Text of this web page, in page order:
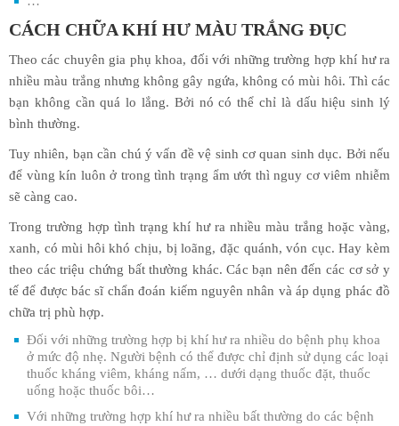
CÁCH CHỮA KHÍ HƯ MÀU TRẮNG ĐỤC
Theo các chuyên gia phụ khoa, đối với những trường hợp khí hư ra
nhiều màu trắng nhưng không gây ngứa, không có mùi hôi. Thì các
bạn không cần quá lo lắng. Bởi nó có thể chỉ là dấu hiệu sinh lý
bình thường.
Tuy nhiên, bạn cần chú ý vấn đề vệ sinh cơ quan sinh dục. Bởi nếu
để vùng kín luôn ở trong tình trạng ẩm ướt thì nguy cơ viêm nhiễm
sẽ càng cao.
Trong trường hợp tình trạng khí hư ra nhiều màu trắng hoặc vàng,
xanh, có mùi hôi khó chịu, bị loãng, đặc quánh, vón cục. Hay kèm
theo các triệu chứng bất thường khác. Các bạn nên đến các cơ sở y
tế để được bác sĩ chẩn đoán kiếm nguyên nhân và áp dụng phác đồ
chữa trị phù hợp.
Đối với những trường hợp bị khí hư ra nhiều do bệnh phụ khoa
ở mức độ nhẹ. Người bệnh có thể được chỉ định sử dụng các loại
thuốc kháng viêm, kháng nấm, … dưới dạng thuốc đặt, thuốc
uống hoặc thuốc bôi…
Với những trường hợp khí hư ra nhiều bất thường do các bệnh